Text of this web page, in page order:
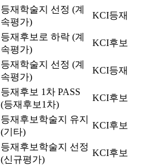
등재학술지 선정 (계
속평가)
KCI등재
등재후보로 하락 (계
속평가)
KCI후보
등재학술지 선정 (계
속평가)
KCI등재
등재후보 1차 PASS
(등재후보1차)
KCI후보
등재후보학술지 유지
(기타)
KCI후보
등재후보학술지 선정
(신규평가)
KCI후보